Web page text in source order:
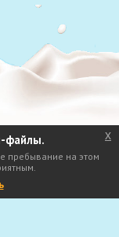
файлы.
пребывание на этом
x